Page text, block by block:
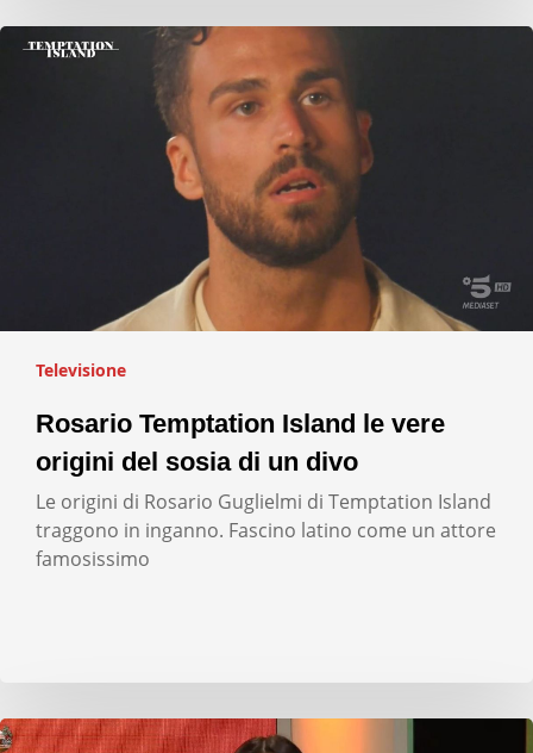
Televisione
Rosario Temptation Island le vere
origini del sosia di un divo
Le origini di Rosario Guglielmi di Temptation Island
traggono in inganno. Fascino latino come un attore
famosissimo